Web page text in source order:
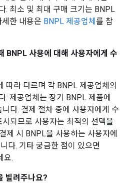
. 최소 및 최대 구매 크기는 BNPL
한 내용은 BNPL 제공업체 를 참
BNPL 사용에 대해 사용자에게 수
따라 다르며 각 BNPL 제공업체의
. 제공업체는 장기 BNPL 제품에
다. 결제 절차 중에 사용자에게 수
되므로 사용자는 최적의 선택을
제 시 BNPL을 사용하는 사용자에
다. 기타 궁금한 점이 있으면
요.
빌려주나요?